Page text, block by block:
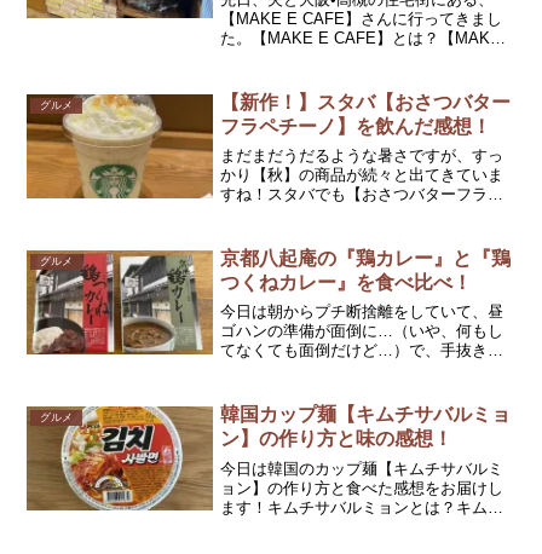
カフェ）さんに行ってきました！
【MAKE E CAFE】さんに行ってきまし
た。【MAKE E CAFE】とは？【MAKE
ちりしっとりシフォン、そしてレトロ...
グルメ
【新作！】スタバ【おさつバター
フラペチーノ】を飲んだ感想！
まだまだうだるような暑さですが、すっ
かり【秋】の商品が続々と出てきていま
すね！スタバでも【おさつバターフラペ
したいと思います！【おさつバターフラ
ペチーノ】はどんな味❓まず...
グルメ
京都八起庵の『鶏カレー』と『鶏
つくねカレー』を食べ比べ！
今日は朝からプチ断捨離をしていて、昼
ゴハンの準備が面倒に…（いや、何もし
てなくても面倒だけど…）で、手抜きし
カレー』と『鶏つくねカレー』京都八起
庵とは？昭和45年（19...
グルメ
韓国カップ麺【キムチサバルミョ
ン】の作り方と味の感想！
今日は韓国のカップ麺【キムチサバルミ
ョン】の作り方と食べた感想をお届けし
ます！キムチサバルミョンとは？キムチ